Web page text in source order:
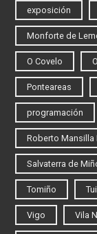
exposición
Monforte de
O Covelo
Ponteareas
programación
Roberto Mansilla
Salvaterra de
Tomiño Tui
Vigo Vila